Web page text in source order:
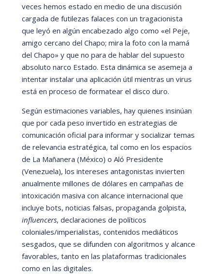
veces hemos estado en medio de una discusión
cargada de futilezas falaces con un tragacionista
que leyó en algún encabezado algo como «el Peje,
amigo cercano del Chapo; mira la foto con la mamá
del Chapo» y que no para de hablar del supuesto
absoluto narco Estado. Esta dinámica se asemeja a
intentar instalar una aplicación útil mientras un virus
está en proceso de formatear el disco duro.
Según estimaciones variables, hay quienes insinúan
que por cada peso invertido en estrategias de
comunicación oficial para informar y socializar temas
de relevancia estratégica, tal como en los espacios
de La Mañanera (México) o Aló Presidente
(Venezuela), los intereses antagonistas invierten
anualmente millones de dólares en campañas de
intoxicación masiva con alcance internacional que
incluye bots, noticias falsas, propaganda golpista,
influencers, declaraciones de políticos
coloniales/imperialistas, contenidos mediáticos
sesgados, que se difunden con algoritmos y alcance
favorables, tanto en las plataformas tradicionales
como en las digitales.